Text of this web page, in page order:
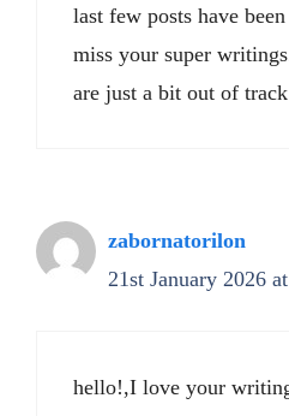
last few posts have
miss your super
are just a bit out of
zabornatorilon
21st January 2026
hello!,I love your